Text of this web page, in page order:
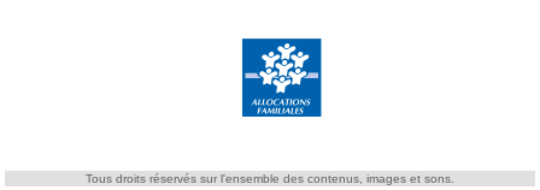
Tous droits réservés sur l'ensemble des contenus, images et sons.